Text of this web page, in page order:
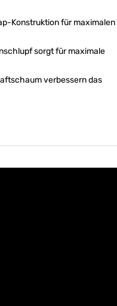
Konstruktion für maximalen
sorgt für maximale
verbessern das